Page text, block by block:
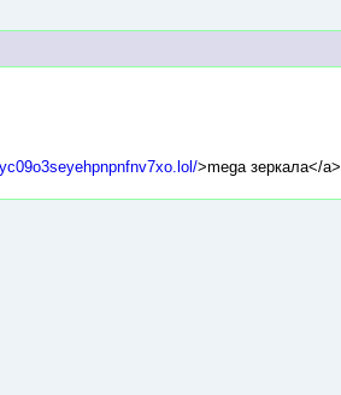
>mega зеркала</a>